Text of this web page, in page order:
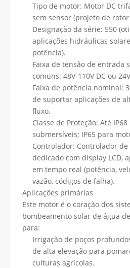
Tipo de motor: Motor DC
sem sensor (projeto de
Designação da série: 550
aplicações hidráulicas
potência).
Faixa de tensão de entrada
comuns: 48V-110V DC ou
Faixa de potência nominal:
de suportar aplicações de
fluxo.
Classe de Proteção: Até
submersíveis; IP65 para
Controlador: Controlador de
dedicado com display LCD,
em tempo real (potência,
vazão, códigos de falha).
Aplicações primárias
Este motor é o coração dos
bombeamento solar de água
para:
Irrigação de poços
de alta elevação para
culturas agrícolas.